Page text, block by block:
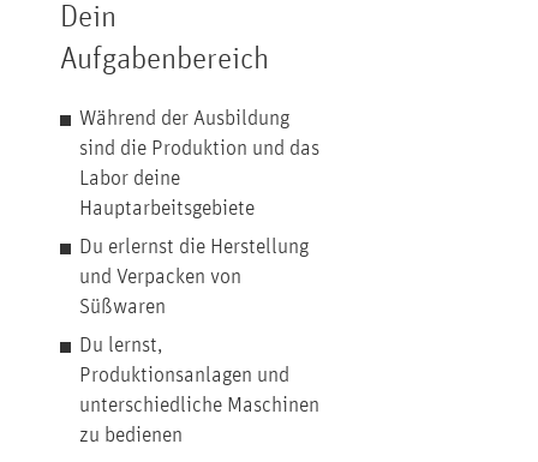
Dein
Aufgabenbereich
Während der Ausbildung
sind die Produktion und das
Labor deine
Hauptarbeitsgebiete
Du erlernst die Herstellung
und Verpacken von
Süßwaren
Du lernst,
Produktionsanlagen und
unterschiedliche Maschinen
zu bedienen